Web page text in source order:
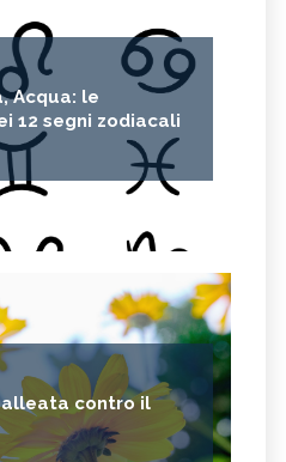
Acqua: le
12 segni zodiacali
contro il